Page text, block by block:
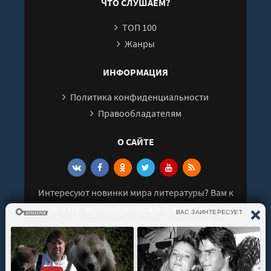
ЧТО СЛУШАЕМ?
ТОП 100
Жанры
ИНФОРМАЦИЯ
Политика конфиденциальности
Правообладателям
О САЙТЕ
Интересуют новинки мира литературы? Вам к
нам. У нас можно послушать как новые так и
старые аудиокниги. Выбрать и поделиться с
друзьями лучшими аудиокнигами!